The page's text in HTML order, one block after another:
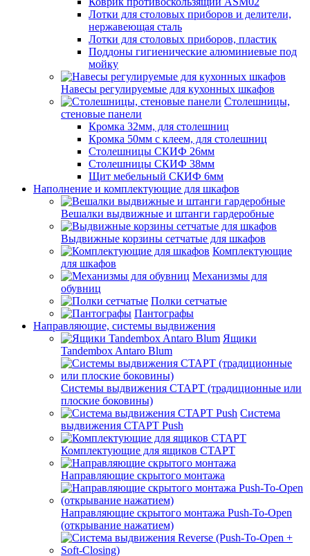
Лотки для столовых приборов и делители,
нержавеющая сталь
Лотки для столовых приборов, пластик
Поддоны гигиенические алюминиевые под
мойку
Навесы регулируемые для кухонных шкафов
Столешницы,
стеновые панели
Кромка 32мм, для столешниц
Кромка 50мм с клеем, для столешниц
Столешницы СКИФ 26мм
Столешницы СКИФ 38мм
Щит мебельный СКИФ 6мм
Наполнение и комплектующие для шкафов
Вешалки выдвижные и штанги гардеробные
Выдвижные корзины сетчатые для шкафов
Комплектующие
для шкафов
Механизмы для
обувниц
Полки сетчатые
Пантографы
Направляющие, системы выдвижения
Ящики
Tandembox Antaro Blum
Системы выдвижения СТАРТ (традиционные или
плоские боковины)
Система
выдвижения СТАРТ Push
Комплектующие для ящиков СТАРТ
Направляющие скрытого монтажа
Направляющие скрытого монтажа Push-To-Open
(открывание нажатием)